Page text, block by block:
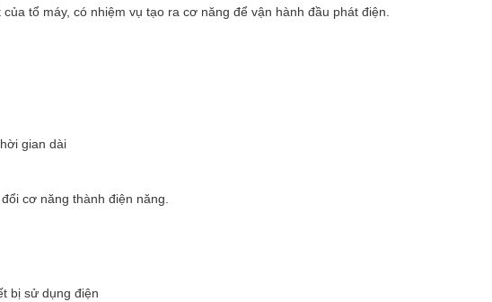
tổ máy, có nhiệm vụ tạo ra cơ năng để vận hành đầu phát điện.
gian dài
cơ năng thành điện năng.
bị sử dụng điện